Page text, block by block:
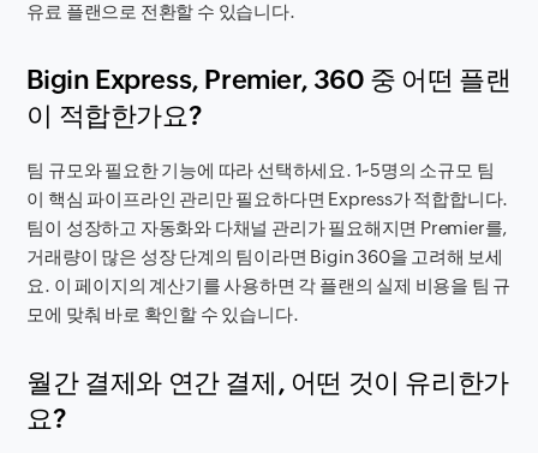
유료 플랜으로 전환할 수 있습니다.
Bigin Express, Premier, 360 중 어떤 플랜
이 적합한가요?
팀 규모와 필요한 기능에 따라 선택하세요. 1~5명의 소규모 팀
이 핵심 파이프라인 관리만 필요하다면 Express가 적합합니다.
팀이 성장하고 자동화와 다채널 관리가 필요해지면 Premier를,
거래량이 많은 성장 단계의 팀이라면 Bigin 360을 고려해 보세
요. 이 페이지의 계산기를 사용하면 각 플랜의 실제 비용을 팀 규
모에 맞춰 바로 확인할 수 있습니다.
월간 결제와 연간 결제, 어떤 것이 유리한가
요?